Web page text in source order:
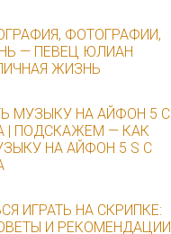
ФОТОГРАФИИ,
— ПЕВЕЦ ЮЛИАН
ЖИЗНЬ
МУЗЫКУ НА АЙФОН 5 С
| ПОДСКАЖЕМ — КАК
НА АЙФОН 5 S С
ИГРАТЬ НА СКРИПКЕ:
И РЕКОМЕНДАЦИИ